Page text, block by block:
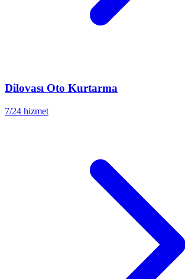
Dilovası Oto Kurtarma
7/24 hizmet